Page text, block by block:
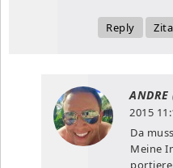
Reply
ANDRE
2015
Da
Meine